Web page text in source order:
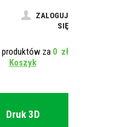
ZALOGUJ
SIĘ
produktów za 0 zł
Koszyk
Druk 3D